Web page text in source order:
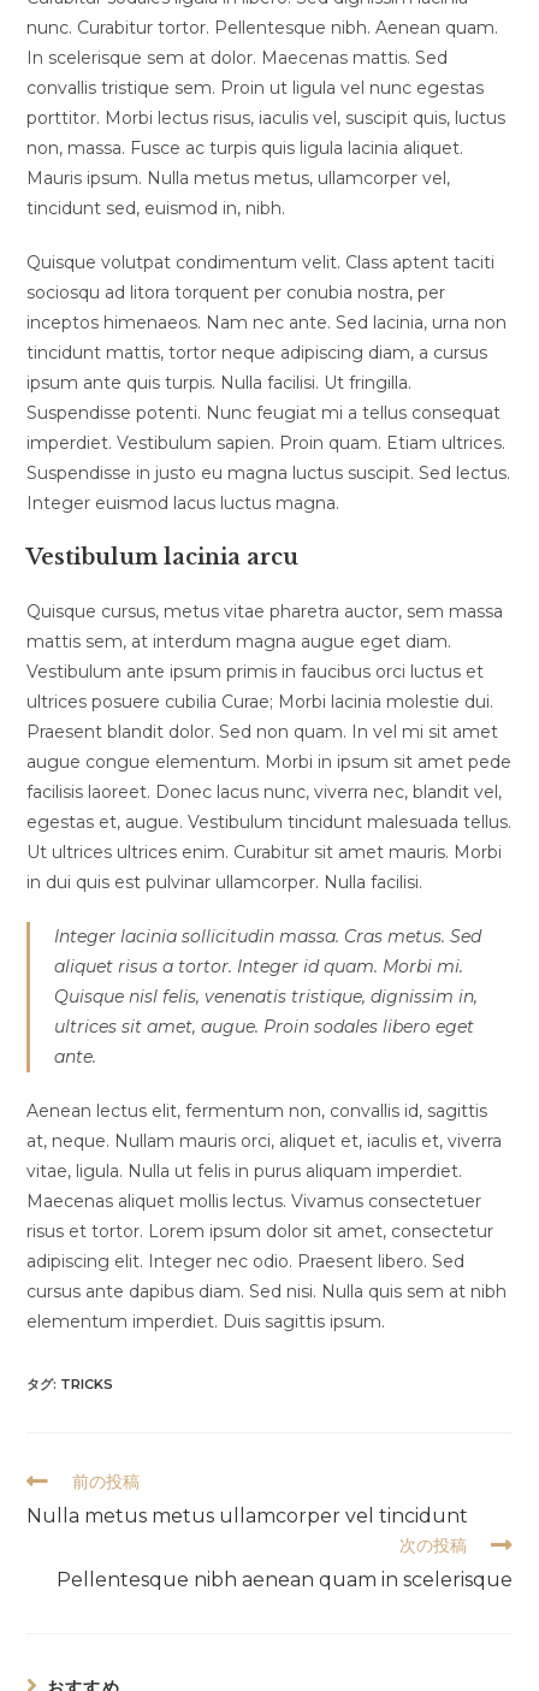
nunc. Curabitur tortor. Pellentesque nibh. Aenean quam.
In scelerisque sem at dolor. Maecenas mattis. Sed
convallis tristique sem. Proin ut ligula vel nunc egestas
porttitor. Morbi lectus risus, iaculis vel, suscipit quis, luctus
non, massa. Fusce ac turpis quis ligula lacinia aliquet.
Mauris ipsum. Nulla metus metus, ullamcorper vel,
tincidunt sed, euismod in, nibh.
Quisque volutpat condimentum velit. Class aptent taciti
sociosqu ad litora torquent per conubia nostra, per
inceptos himenaeos. Nam nec ante. Sed lacinia, urna non
tincidunt mattis, tortor neque adipiscing diam, a cursus
ipsum ante quis turpis. Nulla facilisi. Ut fringilla.
Suspendisse potenti. Nunc feugiat mi a tellus consequat
imperdiet. Vestibulum sapien. Proin quam. Etiam ultrices.
Suspendisse in justo eu magna luctus suscipit. Sed lectus.
Integer euismod lacus luctus magna.
Vestibulum lacinia arcu
Quisque cursus, metus vitae pharetra auctor, sem massa
mattis sem, at interdum magna augue eget diam.
Vestibulum ante ipsum primis in faucibus orci luctus et
ultrices posuere cubilia Curae; Morbi lacinia molestie dui.
Praesent blandit dolor. Sed non quam. In vel mi sit amet
augue congue elementum. Morbi in ipsum sit amet pede
facilisis laoreet. Donec lacus nunc, viverra nec, blandit vel,
egestas et, augue. Vestibulum tincidunt malesuada tellus.
Ut ultrices ultrices enim. Curabitur sit amet mauris. Morbi
in dui quis est pulvinar ullamcorper. Nulla facilisi.
Integer lacinia sollicitudin massa. Cras metus. Sed
aliquet risus a tortor. Integer id quam. Morbi mi.
Quisque nisl felis, venenatis tristique, dignissim in,
ultrices sit amet, augue. Proin sodales libero eget
ante.
Aenean lectus elit, fermentum non, convallis id, sagittis
at, neque. Nullam mauris orci, aliquet et, iaculis et, viverra
vitae, ligula. Nulla ut felis in purus aliquam imperdiet.
Maecenas aliquet mollis lectus. Vivamus consectetuer
risus et tortor. Lorem ipsum dolor sit amet, consectetur
adipiscing elit. Integer nec odio. Praesent libero. Sed
cursus ante dapibus diam. Sed nisi. Nulla quis sem at nibh
elementum imperdiet. Duis sagittis ipsum.
タグ: TRICKS
そ
他
前の投稿
Nulla metus metus ullamcorper vel tincidunt
次の投稿
Pellentesque nibh aenean quam in scelerisque